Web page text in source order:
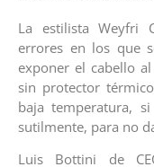
La estilista Weyfri
errores en los que
exponer el cabello
sin protector
baja temperatura,
sutilmente, para no
Luis Bottini de